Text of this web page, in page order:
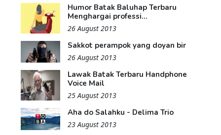
Humor Batak Baluhap Terbaru
Menghargai professi...
26 August 2013
Sakkot perampok yang doyan bir
26 August 2013
Lawak Batak Terbaru Handphone
Voice Mail
25 August 2013
Aha do Salahku - Delima Trio
23 August 2013